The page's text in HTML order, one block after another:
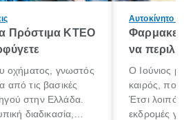
Πρόστιμα ΚΤΕΟ
οχήματος, γνωστός
από τις βασικές
στην Ελλάδα.
διαδικασία,
Αυτοκίνητο -
να
Ο Ιούνιος
καιρός, που
Έτσι
εκδρομές